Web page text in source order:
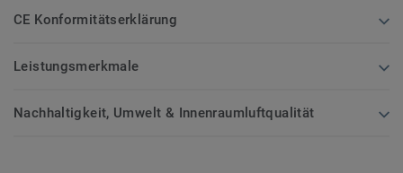
CE Konformitätserklärung
Leistungsmerkmale
Nachhaltigkeit, Umwelt & Innenraumluftqualität